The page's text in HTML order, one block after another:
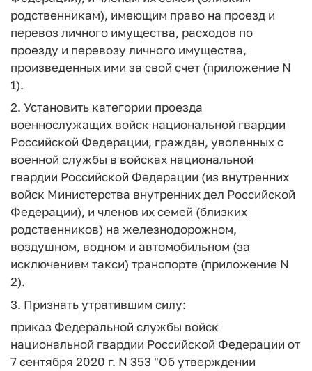
родственникам), имеющим право на проезд и
перевоз личного имущества, расходов по
проезду и перевозу личного имущества,
произведенных ими за свой счет (приложение N
1).
2. Установить категории проезда
военнослужащих войск национальной гвардии
Российской Федерации, граждан, уволенных с
военной службы в войсках национальной
гвардии Российской Федерации (из внутренних
войск Министерства внутренних дел Российской
Федерации), и членов их семей (близких
родственников) на железнодорожном,
воздушном, водном и автомобильном (за
исключением такси) транспорте (приложение N
2).
3. Признать утратившим силу:
приказ Федеральной службы войск
национальной гвардии Российской Федерации от
7 сентября 2020 г. N 353 "Об утверждении